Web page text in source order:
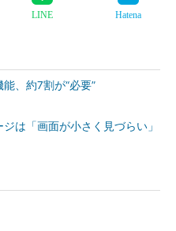
LINE Hatena
、約7割が“必要”
は「画面が小さく見づらい」